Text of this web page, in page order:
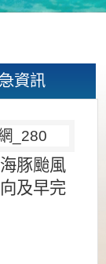
緊急資訊
豚颱風
及早完